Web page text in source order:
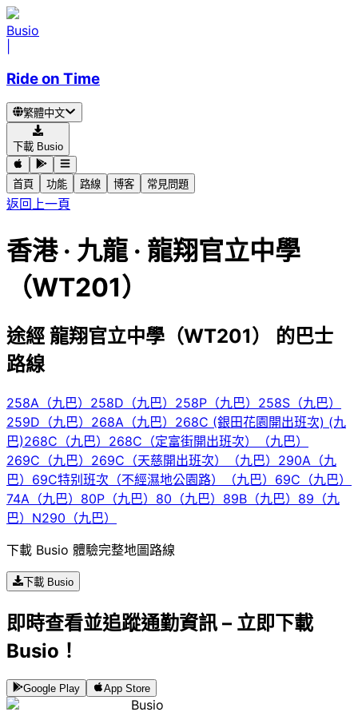
Busio
Ride on Time
繁體中文
下載 Busio
首頁 功能 路線 博客 常見問題
返回上一頁
香港 · 九龍 · 龍翔官立中學
（WT201）
途經 龍翔官立中學（WT201） 的巴士
路線
258A（九巴） 258D（九巴） 258P（九巴） 258S（九巴）
259D（九巴） 268A（九巴） 268C (銀田花園開出班次) (九
巴)268C（九巴） 268C（定富街開出班次）（九巴）
269C（九巴） 269C（天慈開出班次）（九巴） 290A（九
巴） 69C特别班次（不經濕地公園路）（九巴） 69C（九巴）
74A（九巴） 80P（九巴） 80（九巴） 89B（九巴） 89（九
巴） N290（九巴）
下載 Busio 體驗完整地圖路線
下載 Busio
即時查看並追蹤通勤資訊 – 立即下載
Busio！
Google Play App Store
Busio